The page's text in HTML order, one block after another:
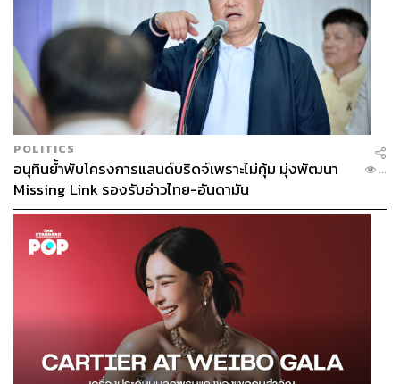
POLITICS
อนุทินย้ำพับโครงการแลนด์บริดจ์เพราะไม่คุ้ม มุ่งพัฒนา
Missing Link รองรับอ่าวไทย-อันดามัน
...